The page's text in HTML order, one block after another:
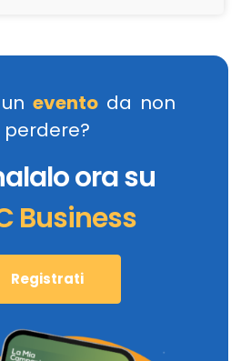
evento da non
perdere?
ora su
Business
Registrati